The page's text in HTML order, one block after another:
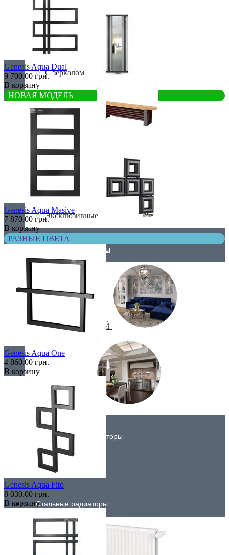
С зеркалом
Эксклюзивные
Трубчатые радиаторы
ДЛЯ ГОСТИНОЙ
ДЛЯ КУХНИ
Вертикальные радиаторы
Низкие радиаторы
Стальные радиаторы
Genesis Aqua Dual
9 700.00 грн.
В корзину
НОВАЯ МОДЕЛЬ
Genesis Aqua Masive
7 870.00 грн.
В корзину
РАЗНЫЕ ЦВЕТА
Genesis Aqua One
4 860.00 грн.
В корзину
Genesis Aqua Fito
8 030.00 грн.
В корзину